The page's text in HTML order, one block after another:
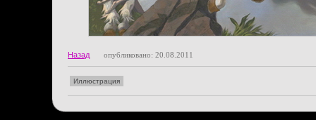
Назад опубликовано: 20.08.2011
Иллюстрация